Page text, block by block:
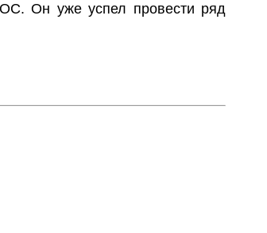
Он уже успел провести ряд